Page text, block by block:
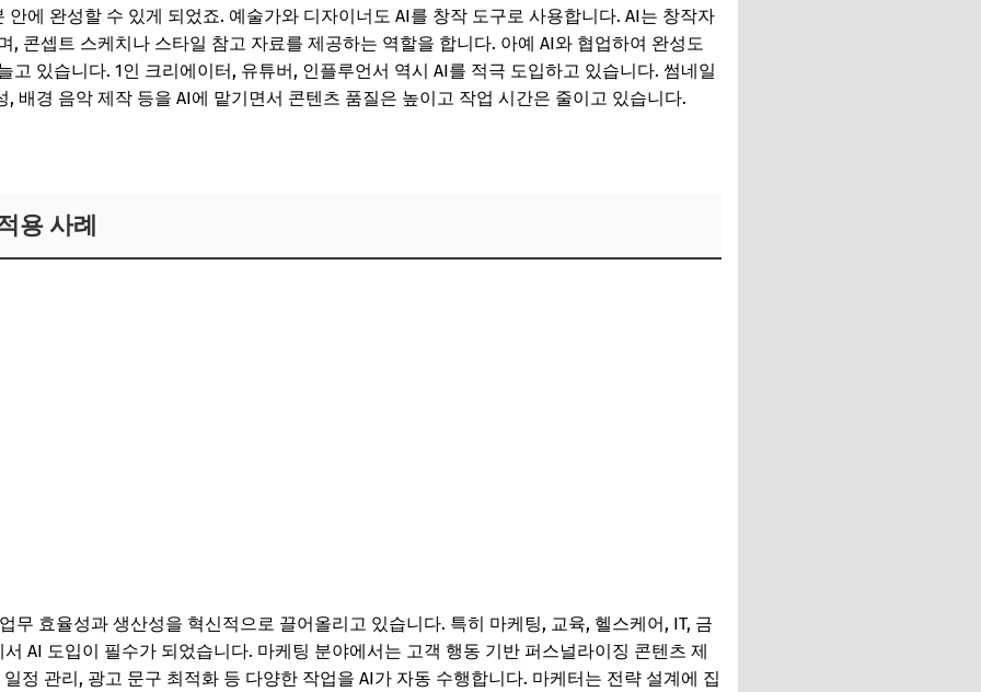
안에 완성할 수 있게 되었죠. 예술가와 디자이너도 AI를 창작 도구로 사용합니다. AI는 창작자
, 콘셉트 스케치나 스타일 참고 자료를 제공하는 역할을 합니다. 아예 AI와 협업하여 완성도
고 있습니다. 1인 크리에이터, 유튜버, 인플루언서 역시 AI를 적극 도입하고 있습니다. 썸네일
, 배경 음악 제작 등을 AI에 맡기면서 콘텐츠 품질은 높이고 작업 시간은 줄이고 있습니다.
용 사례
무 효율성과 생산성을 혁신적으로 끌어올리고 있습니다. 특히 마케팅, 교육, 헬스케어, IT, 금
AI 도입이 필수가 되었습니다. 마케팅 분야에서는 고객 행동 기반 퍼스널라이징 콘텐츠 제
정 관리, 광고 문구 최적화 등 다양한 작업을 AI가 자동 수행합니다. 마케터는 전략 설계에 집